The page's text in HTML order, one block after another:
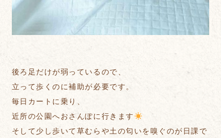
後ろ足だけが弱っているので、
立って歩くのに補助が必要です。
毎日カートに乗り、
近所の公園へおさんぽに行きます
そして少し歩いて草むらや土の匂いを嗅ぐのが日課で